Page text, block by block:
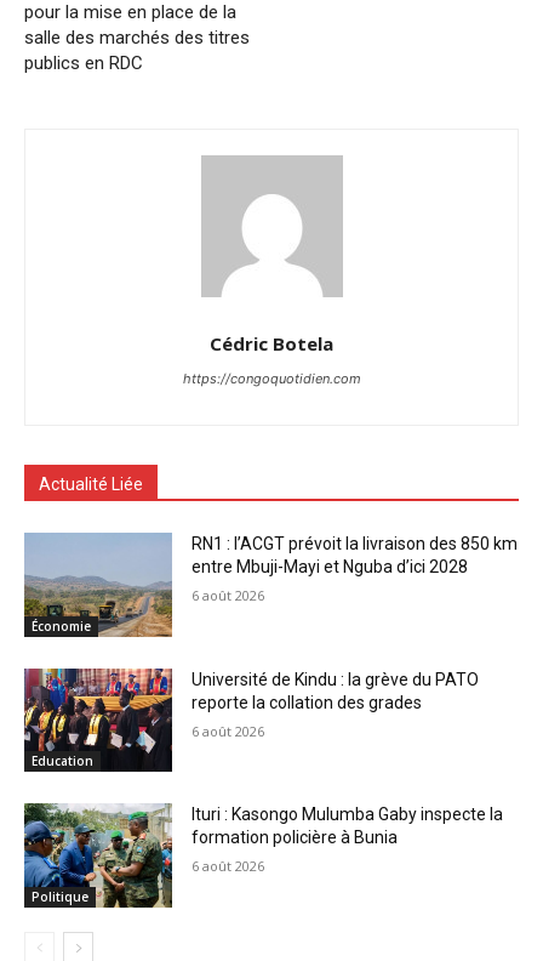
pour la mise en place de la
salle des marchés des titres
publics en RDC
Cédric Botela
https://congoquotidien.com
Actualité Liée
Économie
RN1 : l’ACGT prévoit la livraison des 850 km
entre Mbuji-Mayi et Nguba d’ici 2028
6 août 2026
Education
Université de Kindu : la grève du PATO
reporte la collation des grades
6 août 2026
Politique
Ituri : Kasongo Mulumba Gaby inspecte la
formation policière à Bunia
6 août 2026